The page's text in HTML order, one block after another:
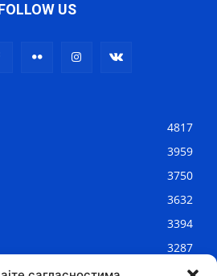
US
4817
3959
3750
3632
3394
3287
2910